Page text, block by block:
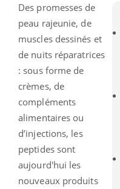
Des promesses de
peau rajeunie, de
muscles dessinés et
de nuits réparatrices
: sous forme de
crèmes, de
compléments
alimentaires ou
d’injections, les
peptides sont
aujourd'hui les
nouveaux produits